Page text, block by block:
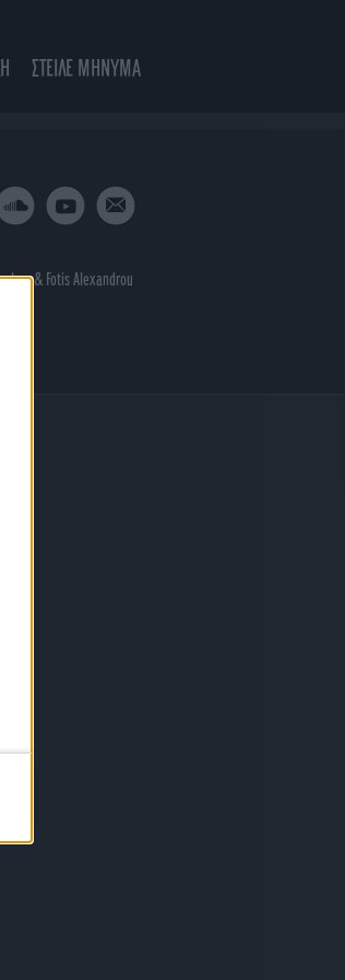
ΣΤΕΙΛΕ ΜΗΝΥΜΑ
& Fotis Alexandrou